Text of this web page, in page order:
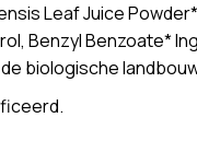
Leaf Juice
Benzyl Benzoate*
biologische